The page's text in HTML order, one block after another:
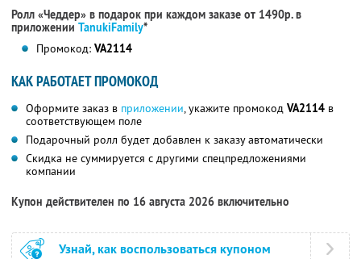
Ролл «Чеддер» в подарок при каждом заказе от 1490р. в
приложении TanukiFamily*
Промокод: VA2114
КАК РАБОТАЕТ ПРОМОКОД
Оформите заказ в приложении, укажите промокод VA2114 в
соответствующем поле
Подарочный ролл будет добавлен к заказу автоматически
Скидка не суммируется с другими спецпредложениями
компании
Купон действителен по 16 августа 2026 включительно
Узнай, как воспользоваться купоном